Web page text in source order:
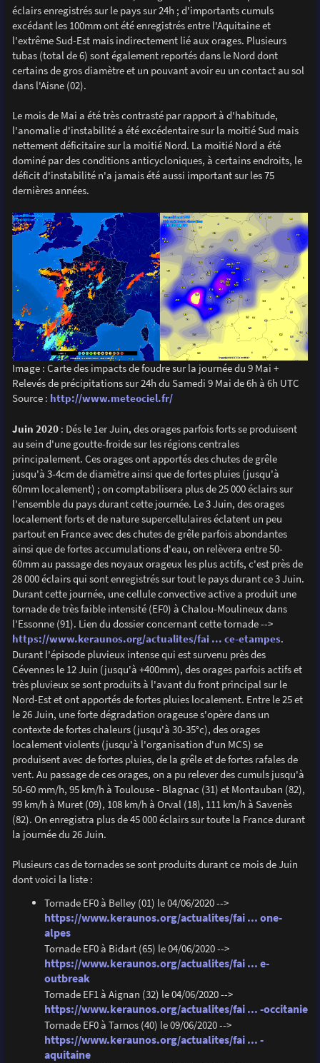
éclairs enregistrés sur le pays sur 24h ; d'importants cumuls
excédant les 100mm ont été enregistrés entre l'Aquitaine et
l'extrême Sud-Est mais indirectement lié aux orages. Plusieurs
tubas (total de 6) sont également reportés dans le Nord dont
certains de gros diamètre et un pouvant avoir eu un contact au sol
dans l'Aisne (02).
Le mois de Mai a été très contrasté par rapport à d'habitude,
l'anomalie d'instabilité a été excédentaire sur la moitié Sud mais
nettement déficitaire sur la moitié Nord. La moitié Nord a été
dominé par des conditions anticycloniques, à certains endroits, le
déficit d'instabilité n'a jamais été aussi important sur les 75
dernières années.
Image : Carte des impacts de foudre sur la journée du 9 Mai +
Relevés de précipitations sur 24h du Samedi 9 Mai de 6h à 6h UTC
Source : http://www.meteociel.fr/
Juin 2020: Dés le 1er Juin, des orages parfois forts se produisent
au sein d'une goutte-froide sur les régions centrales
principalement. Ces orages ont apportés des chutes de grêle
jusqu'à 3-4cm de diamètre ainsi que de fortes pluies (jusqu'à
60mm localement) ; on comptabilisera plus de 25 000 éclairs sur
l'ensemble du pays durant cette journée. Le 3 Juin, des orages
localement forts et de nature supercellulaires éclatent un peu
partout en France avec des chutes de grêle parfois abondantes
ainsi que de fortes accumulations d'eau, on relèvera entre 50-
60mm au passage des noyaux orageux les plus actifs, c'est près de
28 000 éclairs qui sont enregistrés sur tout le pays durant ce 3 Juin.
Durant cette journée, une cellule convective active a produit une
tornade de très faible intensité (EF0) à Chalou-Moulineux dans
l'Essonne (91). Lien du dossier concernant cette tornade -->
https://www.keraunos.org/actualites/fai ... ce-etampes.
Durant l'épisode pluvieux intense qui est survenu près des
Cévennes le 12 Juin (jusqu'à +400mm), des orages parfois actifs et
très pluvieux se sont produits à l'avant du front principal sur le
Nord-Est et ont apportés de fortes pluies localement. Entre le 25 et
le 26 Juin, une forte dégradation orageuse s'opère dans un
contexte de fortes chaleurs (jusqu'à 30-35°c), des orages
localement violents (jusqu'à l'organisation d'un MCS) se
produisent avec de fortes pluies, de la grêle et de fortes rafales de
vent. Au passage de ces orages, on a pu relever des cumuls jusqu'à
50-60 mm/h, 95 km/h à Toulouse - Blagnac (31) et Montauban (82),
99 km/h à Muret (09), 108 km/h à Orval (18), 111 km/h à Savenès
(82). On enregistra plus de 45 000 éclairs sur toute la France durant
la journée du 26 Juin.
Plusieurs cas de tornades se sont produits durant ce mois de Juin
dont voici la liste :
Tornade EF0 à Belley (01) le 04/06/2020 -->
https://www.keraunos.org/actualites/fai ... one-
alpes
Tornade EF0 à Bidart (65) le 04/06/2020 -->
https://www.keraunos.org/actualites/fai ... e-
outbreak
Tornade EF1 à Aignan (32) le 04/06/2020 -->
https://www.keraunos.org/actualites/fai ... -occitanie
Tornade EF0 à Tarnos (40) le 09/06/2020 -->
https://www.keraunos.org/actualites/fai ... -
aquitaine